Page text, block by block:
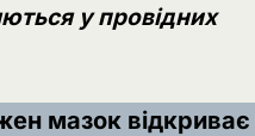
у провідних
мазок відкриває